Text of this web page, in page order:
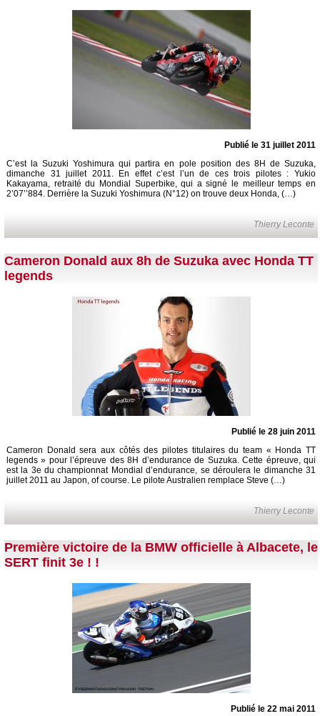
Publié le 31 juillet 2011
C’est la Suzuki Yoshimura qui partira en pole position des 8H de Suzuka,
dimanche 31 juillet 2011. En effet c’est l’un de ces trois pilotes : Yukio
Kakayama, retraité du Mondial Superbike, qui a signé le meilleur temps en
2’07’’884. Derrière la Suzuki Yoshimura (N°12) on trouve deux Honda, (…)
Thierry Leconte
Cameron Donald aux 8h de Suzuka avec Honda TT
legends
Publié le 28 juin 2011
Cameron Donald sera aux côtés des pilotes titulaires du team « Honda TT
legends » pour l’épreuve des 8H d’endurance de Suzuka. Cette épreuve, qui
est la 3e du championnat Mondial d’endurance, se déroulera le dimanche 31
juillet 2011 au Japon, of course. Le pilote Australien remplace Steve (…)
Thierry Leconte
Première victoire de la BMW officielle à Albacete, le
SERT finit 3e ! !
Publié le 22 mai 2011